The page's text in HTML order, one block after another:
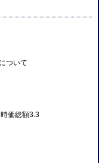
ついて
価総額3.3